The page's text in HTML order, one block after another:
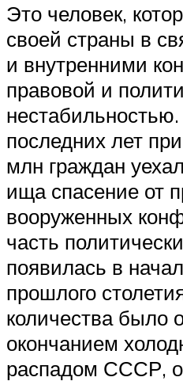
Это человек,
своей страны в
и внутренними
правовой и
последних лет
млн граждан
ища спасение от
вооруженных
часть
появилась в
прошлого
количества было
окончанием
распадом СССР,